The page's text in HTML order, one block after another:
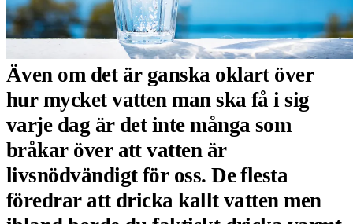
Även om det är ganska oklart över
hur mycket vatten man ska få i sig
varje dag är det inte många som
bråkar över att vatten är
livsnödvändigt för oss. De flesta
föredrar att dricka kallt vatten men